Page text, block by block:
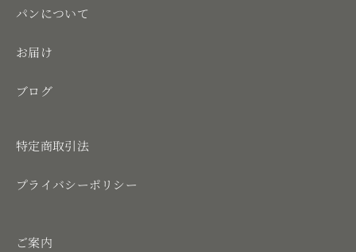
パンについて
お届け
ブログ
特定商取引法
プライバシーポリシー
ご案内